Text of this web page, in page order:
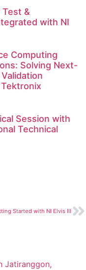
Test &
with NI
Computing
Solving Next-
Session with
Technical
Started with NI Elvis III
Jatiranggon,